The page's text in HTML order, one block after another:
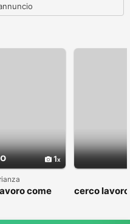
1
come
cerco